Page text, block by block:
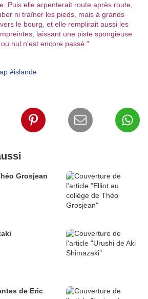
Puis elle arpenterait route après route,
ni traîner les pieds, mais à grands
le bourg, et elle remplirait aussi les
laissant une piste spongieuse
nul n'est encore passé."
#islande
Grosjean
de Eric